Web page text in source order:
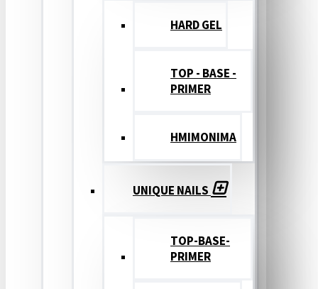
HARD GEL
TOP - BASE -
PRIMER
ΗΜΙΜΟΝΙΜΑ
UNIQUE NAILS
TOP-BASE-
PRIMER